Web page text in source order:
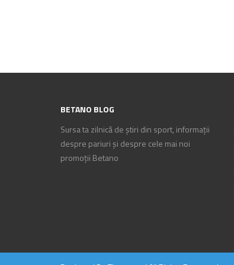
BETANO BLOG
Sursa ta zilnică de știri din sport, informații
despre pariuri și despre cele mai noi
promoții Betano